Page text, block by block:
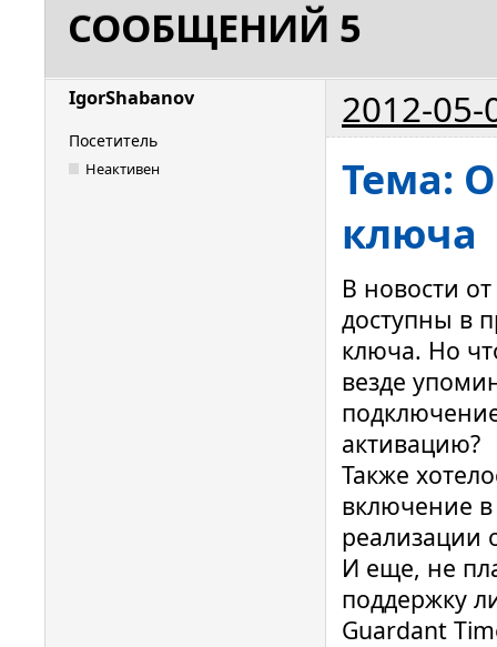
СООБЩЕНИЙ 5
IgorShabanov 2012-05-
Посетитель
Неактивен
Тема:
ключа
В новости
доступны в
ключа. Но
везде
активацию?
Также
включение
реализации
И еще, не
поддержку
Guardant